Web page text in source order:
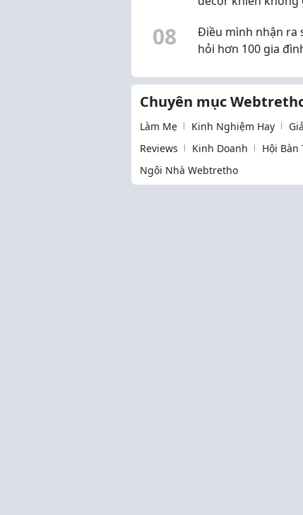
08
Điều mình nhận ra
hỏi hơn 100 gia
Chuyên mục
Làm Mẹ Kinh Nghiệm Hay
Reviews
Kinh Doanh Hội Bàn
Ngôi Nhà Webtretho